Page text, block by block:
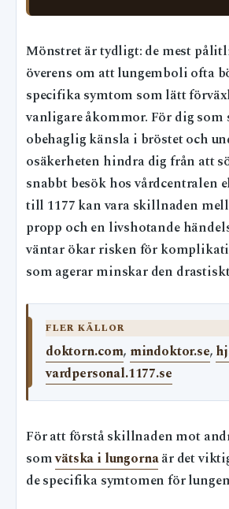
Mönstret är tydligt: de mest
överens om att lungemboli ofta
specifika symtom som lätt
vanligare åkommor. För dig som
obehaglig känsla i bröstet och
osäkerheten hindra dig från att
snabbt besök hos vårdcentralen
till 1177 kan vara skillnaden
propp och en livshotande
väntar ökar risken för
som agerar minskar den
FLER KÄLLOR
doktorn.com, mindoktor.se,
vardpersonal.1177.se
För att förstå skillnaden mot
somvätska i lungornaär det
de specifika symtomen för